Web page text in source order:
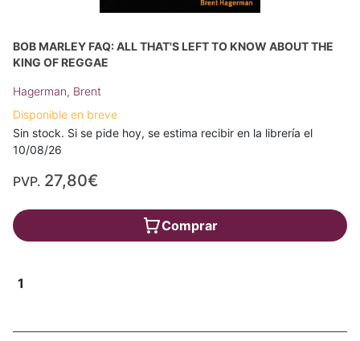
BOB MARLEY FAQ: ALL THAT'S LEFT TO KNOW ABOUT THE
KING OF REGGAE
Hagerman, Brent
Disponible en breve
Sin stock. Si se pide hoy, se estima recibir en la librería el
10/08/26
PVP. 27,80€
Comprar
1